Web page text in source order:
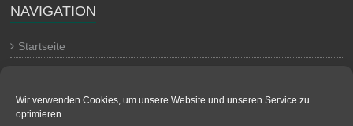
Wir verwenden Cookies, um unsere Website und unseren Service zu
optimieren.
NAVIGATION
Startseite
Impressum